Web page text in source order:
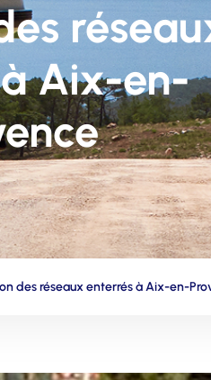
Aix-en-
des réseaux enterrés à Aix-en-